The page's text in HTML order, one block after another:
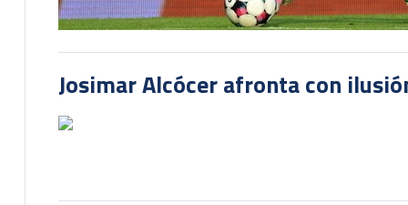
Josimar Alcócer afronta con